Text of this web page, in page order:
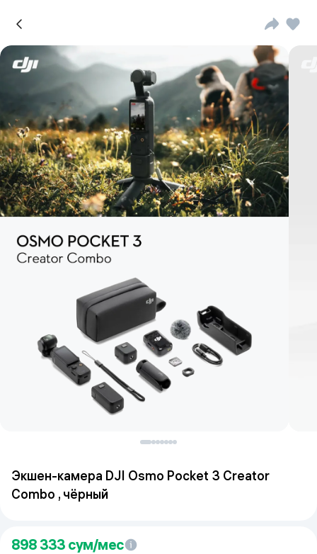
Экшен-камера DJI Osmo Pocket 3 Creator
Combo , чёрный
898 333 сум/мес